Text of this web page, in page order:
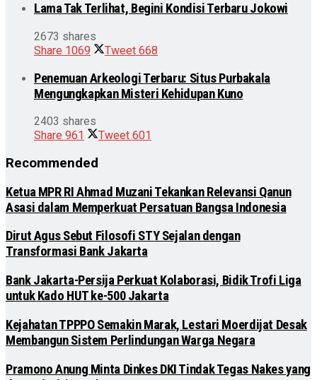
Lama Tak Terlihat, Begini Kondisi Terbaru Jokowi
2673 shares
Share 1069 Tweet 668
Penemuan Arkeologi Terbaru: Situs Purbakala
Mengungkapkan Misteri Kehidupan Kuno
2403 shares
Share 961 Tweet 601
Recommended
Ketua MPR RI Ahmad Muzani Tekankan Relevansi Qanun
Asasi dalam Memperkuat Persatuan Bangsa Indonesia
Dirut Agus Sebut Filosofi STY Sejalan dengan
Transformasi Bank Jakarta
Bank Jakarta-Persija Perkuat Kolaborasi, Bidik Trofi Liga
untuk Kado HUT ke-500 Jakarta
Kejahatan TPPPO Semakin Marak, Lestari Moerdijat Desak
Membangun Sistem Perlindungan Warga Negara
Pramono Anung Minta Dinkes DKI Tindak Tegas Nakes yang